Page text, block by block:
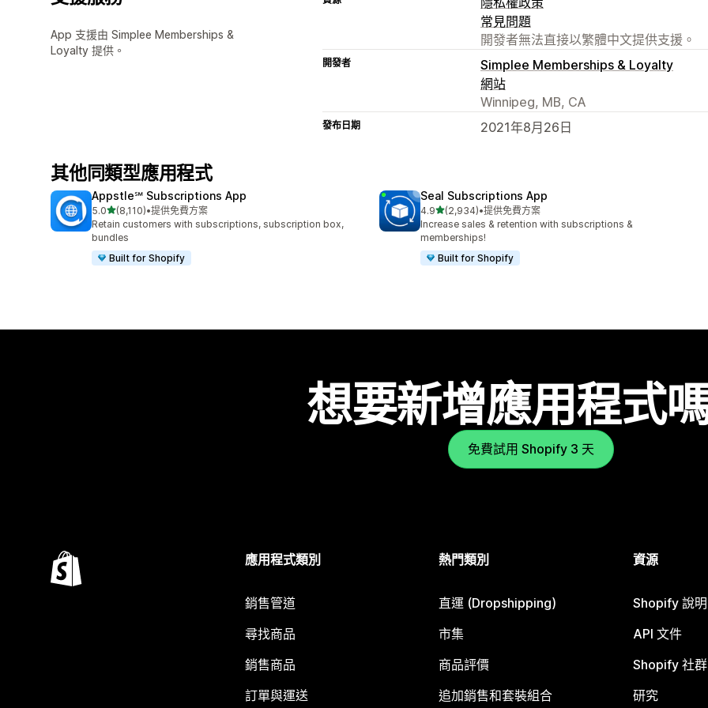
App 支援由 Simplee Memberships &
Loyalty 提供。
常見問題
開發者無法直接以繁體中文提供支援。
開發者
Simplee Memberships & Loyalty
網站
Winnipeg, MB, CA
發布日期 2021年8月26日
其他同類型應用程式
Appstle℠ Subscriptions App
5.0滿分 5 顆星
(8,110)
共有 8110 則評價
•提供免費方案
Retain customers with subscriptions, subscription box,
bundles
Built for Shopify
Seal Subscriptions App
4.9滿分 5 顆星
(2,934)
共有 2934 則評價
•提供免費方案
Increase sales & retention with subscriptions &
memberships!
Built for Shopify
想要新增應用程式
免費試用 Shopify 3 天
應用程式類別
銷售管道
尋找商品
銷售商品
訂單與運送
熱門類別
直運 (Dropshipping)
市集
商品評價
追加銷售和套裝組合
資源
Shopify 說
API 文件
Shopify 社群
研究